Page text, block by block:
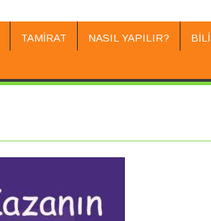
TAMIRAT NASIL YAPILIR?